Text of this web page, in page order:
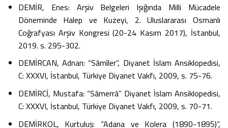
DEMİR, Enes: Arşiv Belgeleri Işığında Milli Mücadele
Döneminde Halep ve Kuzeyi, 2. Uluslararası Osmanlı
Coğrafyası Arşiv Kongresi (20-24 Kasım 2017), İstanbul,
2019. s. 295-302.
DEMİRCAN, Adnan: “Sâmîler”, Diyanet İslam Ansiklopedisi,
C: XXXVI, İstanbul, Türkiye Diyanet Vakfı, 2009, s. 75-76.
DEMİRCİ, Mustafa: “Sâmerrâ” Diyanet İslam Ansiklopedisi,
C: XXXVI, İstanbul, Türkiye Diyanet Vakfı, 2009, s. 70-71.
DEMİRKOL, Kurtuluş: “Adana ve Kolera (1890-1895)”,